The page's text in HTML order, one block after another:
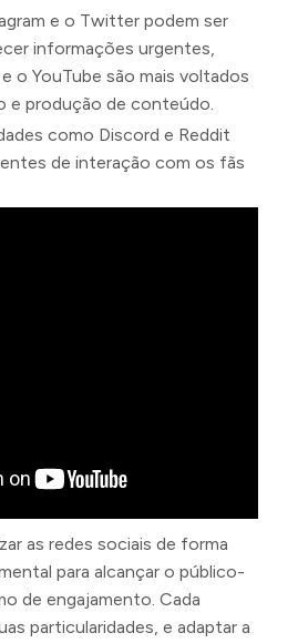
e o Twitter podem ser
informações urgentes,
o YouTube são mais voltados
e produção de conteúdo.
como Discord e Reddit
de interação com os fãs
as redes sociais de forma
para alcançar o público-
de engajamento. Cada
particularidades, e adaptar a